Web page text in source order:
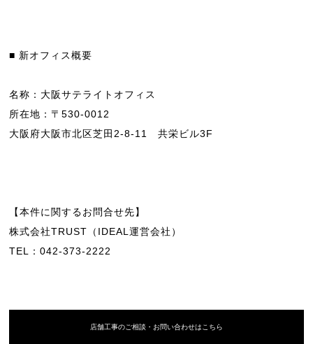
■ 新オフィス概要
名称：大阪サテライトオフィス
所在地：〒530‐0012
大阪府大阪市北区芝田2-8-11 共栄ビル3F
【本件に関するお問合せ先】
株式会社TRUST（IDEAL運営会社）
TEL：042-373-2222
店舗工事のご相談・お問い合わせはこちら